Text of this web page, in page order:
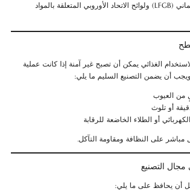
الأغذية والمشروبات الألماني (LFGB) ولوائح الاتحاد الأوروبي المتعلقة بالمواد
الغذائي يمكن أن تصبح غير آمنة إذا كانت عملية
أن يضمن التصنيع السليم ما يلي:
من العيوب
أو تلوث
أو الطلاء الخاضعة للرقابة
على النظافة ومقاومة التآكل.
أن يحافظ على ما يلي: